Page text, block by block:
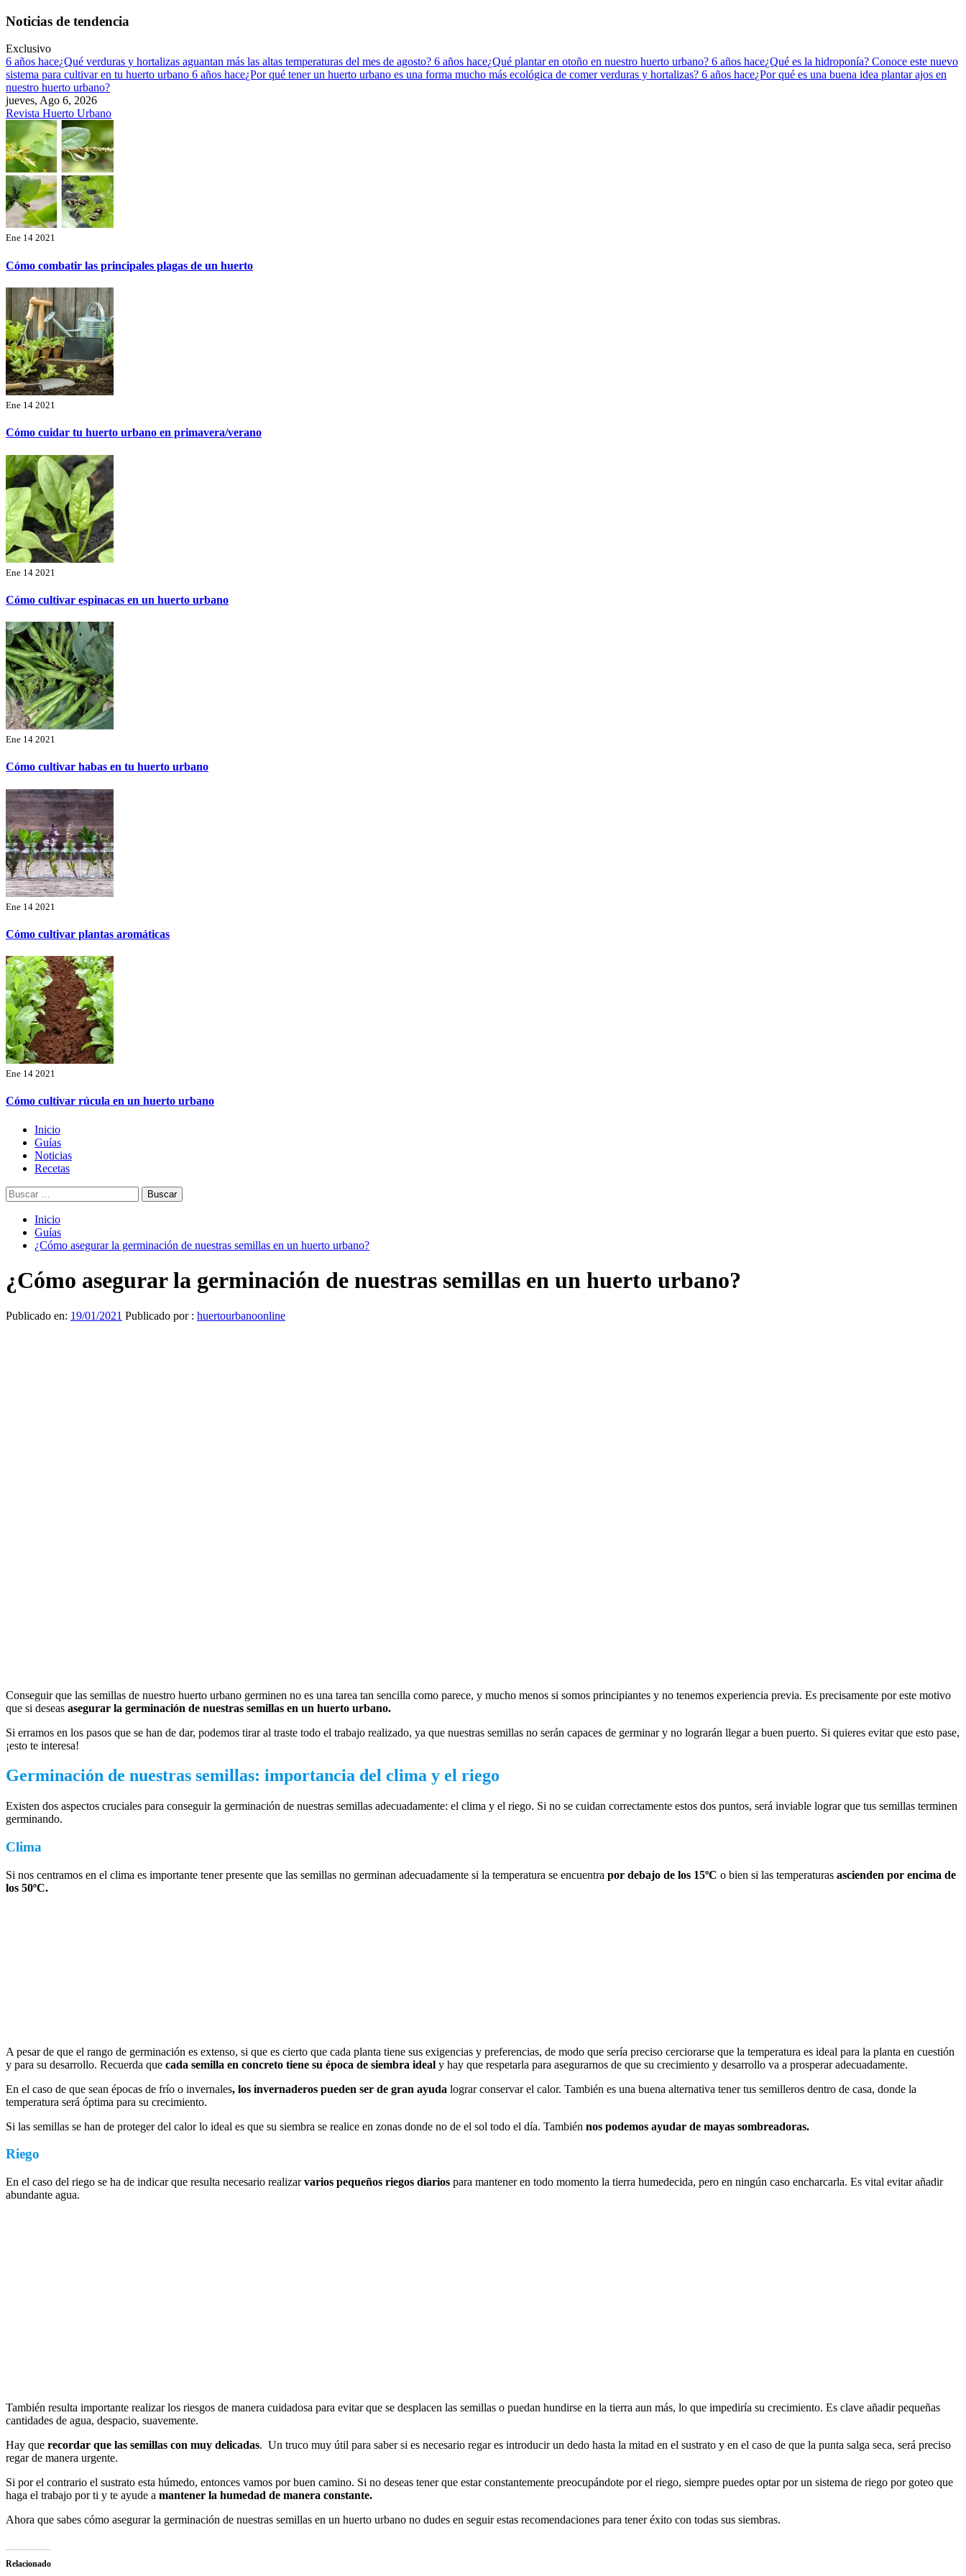
Saltar
contenido
Noticias de tendencia
Exclusivo
6 años hace¿Qué verduras y hortalizas aguantan más las altas temperaturas del mes de agosto? 6 años hace¿Qué plantar en otoño en nuestro huerto urbano? 6 años hace¿Qué es la hidroponía? Conoce este nuevo
sistema para cultivar en tu huerto urbano 6 años hace¿Por qué tener un huerto urbano es una forma mucho más ecológica de comer verduras y hortalizas? 6 años hace¿Por qué es una buena idea plantar ajos en
nuestro huerto urbano?
jueves, Ago 6, 2026
Revista Huerto Urbano
Ene 14 2021
Cómo combatir las principales plagas de un huerto
Ene 14 2021
Cómo cuidar tu huerto urbano en primavera/verano
Ene 14 2021
Cómo cultivar espinacas en un huerto urbano
Ene 14 2021
Cómo cultivar habas en tu huerto urbano
Ene 14 2021
Cómo cultivar plantas aromáticas
Ene 14 2021
Cómo cultivar rúcula en un huerto urbano
Menú
principal
Inicio
Guías
Noticias
Recetas
Buscar:
Inicio
Guías
¿Cómo asegurar la germinación de nuestras semillas en un huerto urbano?
¿Cómo asegurar la germinación de nuestras semillas en un huerto urbano?
Publicado en: 19/01/2021 Publicado por : huertourbanoonline
Conseguir que las semillas de nuestro huerto urbano germinen no es una tarea tan sencilla como parece, y mucho menos si somos principiantes y no tenemos experiencia previa. Es precisamente por este motivo
que si deseas asegurar la germinación de nuestras semillas en un huerto urbano.
Si erramos en los pasos que se han de dar, podemos tirar al traste todo el trabajo realizado, ya que nuestras semillas no serán capaces de germinar y no lograrán llegar a buen puerto. Si quieres evitar que esto pase,
¡esto te interesa!
Germinación de nuestras semillas: importancia del clima y el riego
Existen dos aspectos cruciales para conseguir la germinación de nuestras semillas adecuadamente: el clima y el riego. Si no se cuidan correctamente estos dos puntos, será inviable lograr que tus semillas terminen
germinando.
Clima
Si nos centramos en el clima es importante tener presente que las semillas no germinan adecuadamente si la temperatura se encuentra por debajo de los 15ºC o bien si las temperaturas ascienden por encima de
los 50ºC.
A pesar de que el rango de germinación es extenso, si que es cierto que cada planta tiene sus exigencias y preferencias, de modo que sería preciso cerciorarse que la temperatura es ideal para la planta en cuestión
y para su desarrollo. Recuerda que cada semilla en concreto tiene su época de siembra ideal y hay que respetarla para asegurarnos de que su crecimiento y desarrollo va a prosperar adecuadamente.
En el caso de que sean épocas de frío o invernales, los invernaderos pueden ser de gran ayuda lograr conservar el calor. También es una buena alternativa tener tus semilleros dentro de casa, donde la
temperatura será óptima para su crecimiento.
Si las semillas se han de proteger del calor lo ideal es que su siembra se realice en zonas donde no de el sol todo el día. También nos podemos ayudar de mayas sombreadoras.
Riego
En el caso del riego se ha de indicar que resulta necesario realizarvarios pequeños riegos diarios para mantener en todo momento la tierra humedecida, pero en ningún caso encharcarla. Es vital evitar añadir
abundante agua.
También resulta importante realizar los riesgos de manera cuidadosa para evitar que se desplacen las semillas o puedan hundirse en la tierra aun más, lo que impediría su crecimiento. Es clave añadir pequeñas
cantidades de agua, despacio, suavemente.
Hay que recordar que las semillas con muy delicadas. Un truco muy útil para saber si es necesario regar es introducir un dedo hasta la mitad en el sustrato y en el caso de que la punta salga seca, será preciso
regar de manera urgente.
Si por el contrario el sustrato esta húmedo, entonces vamos por buen camino. Si no deseas tener que estar constantemente preocupándote por el riego, siempre puedes optar por un sistema de riego por goteo que
haga el trabajo por ti y te ayude a mantener la humedad de manera constante.
Ahora que sabes cómo asegurar la germinación de nuestras semillas en un huerto urbano no dudes en seguir estas recomendaciones para tener éxito con todas sus siembras.
Relacionado